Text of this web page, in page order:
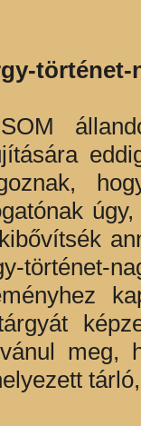
történet-
történet-
meg,